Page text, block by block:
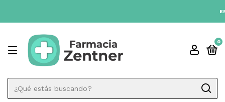
ENVIO GRATIS A TODO EL PAÍS
0